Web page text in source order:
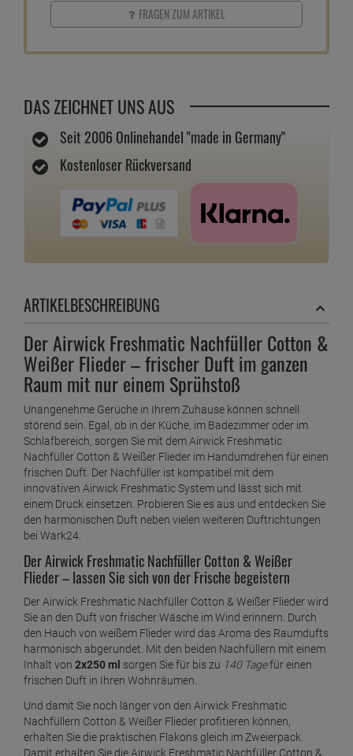
FRAGEN ZUM ARTIKEL
DAS ZEICHNET UNS AUS
Seit 2006 Onlinehandel "made in Germany"
Kostenloser Rückversand
ARTIKELBESCHREIBUNG
Der Airwick Freshmatic Nachfüller Cotton &
Weißer Flieder – frischer Duft im ganzen
Raum mit nur einem Sprühstoß
Unangenehme Gerüche in Ihrem Zuhause können schnell
störend sein. Egal, ob in der Küche, im Badezimmer oder im
Schlafbereich, sorgen Sie mit dem Airwick Freshmatic
Nachfüller Cotton & Weißer Flieder im Handumdrehen für einen
frischen Duft. Der Nachfüller ist kompatibel mit dem
innovativen Airwick Freshmatic System und lässt sich mit
einem Druck einsetzen. Probieren Sie es aus und entdecken Sie
den harmonischen Duft neben vielen weiteren Duftrichtungen
bei Wark24.
Der Airwick Freshmatic Nachfüller Cotton & Weißer
Flieder – lassen Sie sich von der Frische begeistern
Der Airwick Freshmatic Nachfüller Cotton & Weißer Flieder wird
Sie an den Duft von frischer Wäsche im Wind erinnern. Durch
den Hauch von weißem Flieder wird das Aroma des Raumdufts
harmonisch abgerundet. Mit den beiden Nachfüllern mit einem
Inhalt von 2x250 ml sorgen Sie für bis zu 140 Tagefür einen
frischen Duft in Ihren Wohnräumen.
Und damit Sie noch länger von den Airwick Freshmatic
Nachfüllern Cotton & Weißer Flieder profitieren können,
erhalten Sie die praktischen Flakons gleich im Zweierpack.
Damit erhalten Sie die Airwick Freshmatic Nachfüller Cotton &